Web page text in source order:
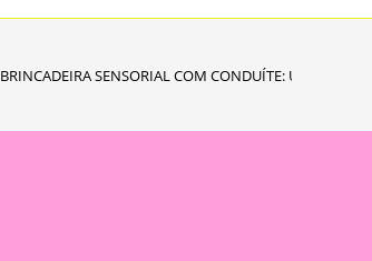
BRINCADEIRA SENSORIAL COM CONDUÍTE: UMA IDEIA